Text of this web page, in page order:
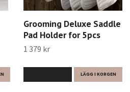
Grooming Deluxe Saddle
Pad Holder for 5pcs
1 379 kr
LÄGG I KORGEN